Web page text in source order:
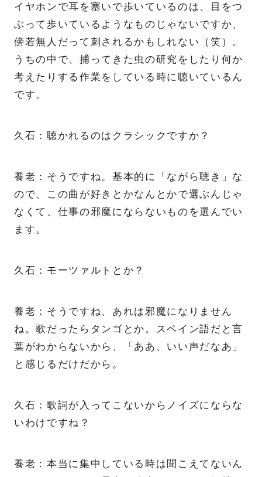
イヤホンで耳を塞いで歩いているのは、目をつ
ぶって歩いているようなものじゃないですか、
傍若無人だって刺されるかもしれない（笑）。
うちの中で、捕ってきた虫の研究をしたり何か
考えたりする作業をしている時に聴いているん
です。
久石：聴かれるのはクラシックですか？
養老：そうですね。基本的に「ながら聴き」な
ので、この曲が好きとかなんとかで選ぶんじゃ
なくて、仕事の邪魔にならないものを選んでい
ます。
久石：モーツァルトとか？
養老：そうですね、あれは邪魔になりません
ね。歌だったらタンゴとか。スペイン語だと言
葉がわからないから、「ああ、いい声だなあ」
と感じるだけだから。
久石：歌詞が入ってこないからノイズにならな
いわけですね？
養老：本当に集中している時は聞こえてないん